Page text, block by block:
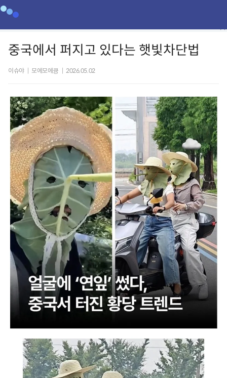
중국에서 퍼지고 있다는 햇빛차단법
이슈야 모에모에큥 2026.05.02